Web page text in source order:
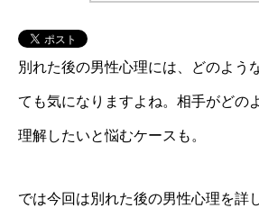
別れた後の男性心理には、どのよう
ても気になりますよね。相手がどの
理解したいと悩むケースも。
では今回は別れた後の男性心理を詳